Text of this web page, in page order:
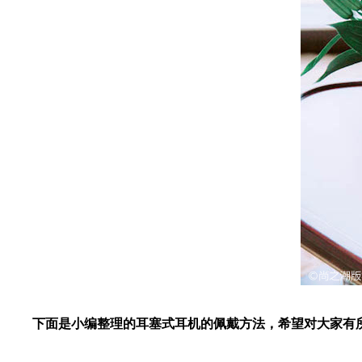
下面是小编整理的耳塞式耳机的佩戴方法，希望对大家有